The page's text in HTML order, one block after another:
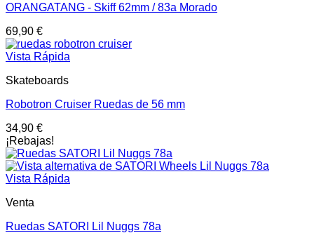
ORANGATANG - Skiff 62mm / 83a Morado
69,90 €
Vista Rápida
Skateboards
Robotron Cruiser Ruedas de 56 mm
34,90 €
¡Rebajas!
Vista Rápida
Venta
Ruedas SATORI Lil Nuggs 78a